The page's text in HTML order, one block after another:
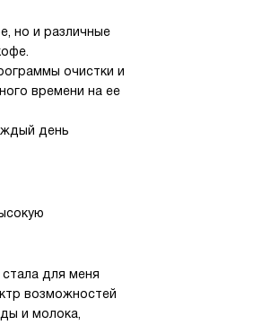
но и различные
очистки и
времени на ее
день
для меня
возможностей
и молока,